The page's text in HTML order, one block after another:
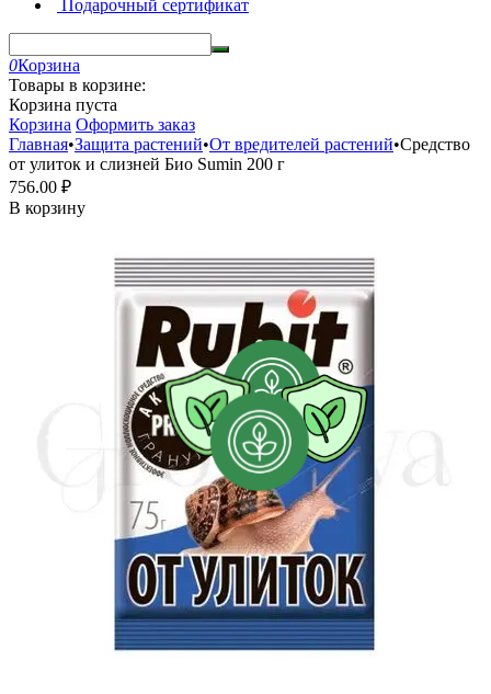
Подарочный сертификат
0Корзина
Товары в корзине:
Корзина пуста
Корзина Оформить заказ
Главная•Защита растений•От вредителей растений•Средство
от улиток и слизней Био Sumin 200 г
756.00 ₽
В корзину